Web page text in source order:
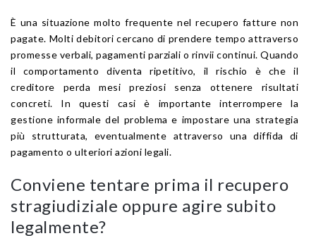
È una situazione molto frequente nel recupero fatture non
pagate. Molti debitori cercano di prendere tempo attraverso
promesse verbali, pagamenti parziali o rinvii continui. Quando
il comportamento diventa ripetitivo, il rischio è che il
creditore perda mesi preziosi senza ottenere risultati
concreti. In questi casi è importante interrompere la
gestione informale del problema e impostare una strategia
più strutturata, eventualmente attraverso una diffida di
pagamento o ulteriori azioni legali.
Conviene tentare prima il recupero
stragiudiziale oppure agire subito
legalmente?